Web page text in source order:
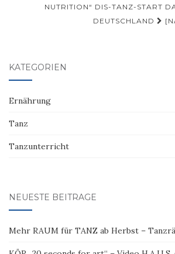
NUTRITION“ DIS-TANZ-START
DEUTSCHLAND
KATEGORIEN
Ernährung
Tanz
Tanzunterricht
NEUESTE BEITRÄGE
Mehr RAUM für TANZ ab Herbst –